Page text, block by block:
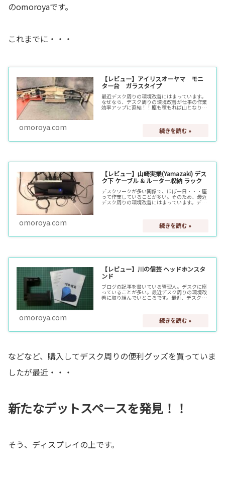
のomoroyaです。
これまでに・・・
【レビュー】アイリスオーヤマ モニ
ター台 ガラスタイプ
最近デスク周りの環境改善にはまっています。
なぜなら、デスク周りの環境改善が仕事の作業
効率アップに直結！！塵も積もれば山となり、
omoroya.com
【レビュー】山崎実業(Yamazaki) デス
ク下 ケーブル & ルーター収納 ラック
デスクワークが多い関係で、ほぼ一日・・・座
って作業していることが多い。そのため、最近
デスク周りの環境改善にはまっています。デス
omoroya.com
【レビュー】川の信芸 ヘッドホンスタ
ンド
ブログの記事を書いている管理人。デスクに座
っていることが多い。最近デスク周りの環境改
善に取り組んでいところです。最近、デスクワ
ークを快適にするグッズにはまっています。今
omoroya.com
などなど、購入してデスク周りの便利グッズを買っていま
したが最近・・・
新たなデットスペースを発見！！
そう、ディスプレイの上です。